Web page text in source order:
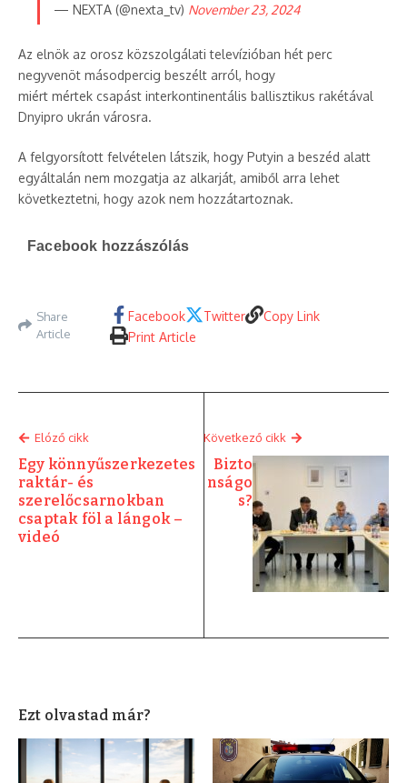
— NEXTA (@nexta_tv) November 23, 2024
Az elnök az orosz közszolgálati televízióban hét perc
negyvenöt másodpercig beszélt arról, hogy
miért mértek csapást interkontinentális ballisztikus rakétával
Dnyipro ukrán városra.
A felgyorsított felvételen látszik, hogy Putyin a beszéd alatt
egyáltalán nem mozgatja az alkarját, amiből arra lehet
következtetni, hogy azok nem hozzátartoznak.
Facebook hozzászólás
Share
Article
Facebook Twitter
Copy Link
Print Article
Elóző cikk
Egy könnyűszerkezetes
raktár- és
szerelőcsarnokban
csaptak föl a lángok –
videó
Következő cikk
Bizto
nságo
s?
Ezt olvastad már?